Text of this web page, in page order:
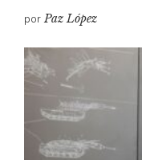
Sociedad
Vidas paralelas
Voces y lecturas
porPaz López